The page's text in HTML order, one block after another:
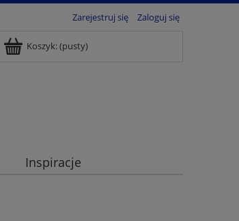
Zarejestruj się Zaloguj się
Koszyk:(pusty)
Inspiracje